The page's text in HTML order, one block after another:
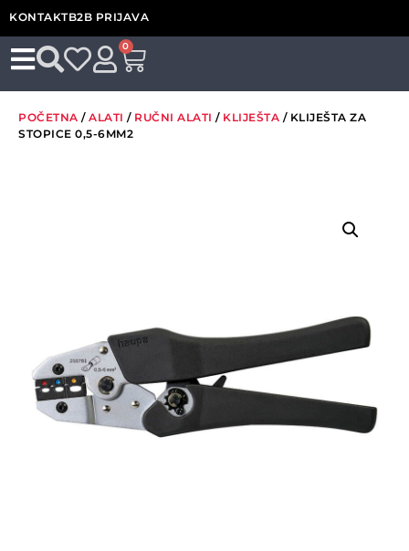
KONTAKTB2B PRIJAVA
0
POČETNA / ALATI / RUČNI ALATI / KLIJEŠTA / KLIJEŠTA ZA
STOPICE 0,5-6MM2